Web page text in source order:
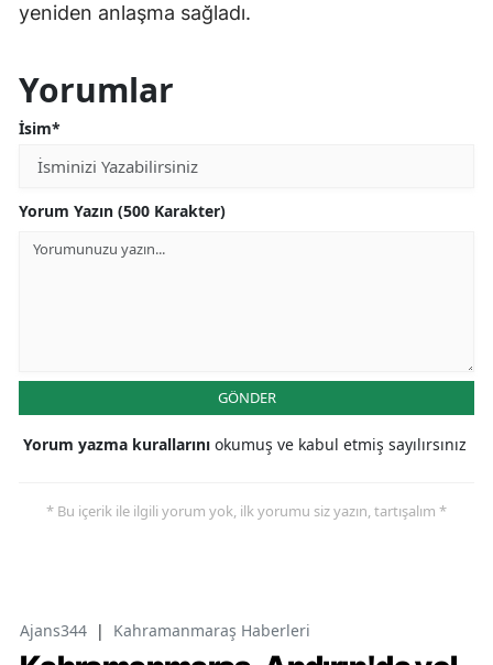
yeniden anlaşma sağladı.
Yorumlar
İsim*
Yorum Yazın (500 Karakter)
GÖNDER
Yorum yazma kurallarını okumuş ve kabul etmiş sayılırsınız
* Bu içerik ile ilgili yorum yok, ilk yorumu siz yazın, tartışalım *
Ajans344 | Kahramanmaraş Haberleri